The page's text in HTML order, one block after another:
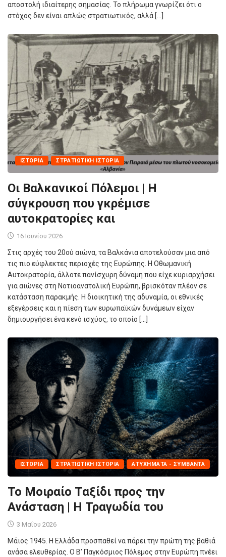
αποστολή ιδιαίτερης σημασίας. Το πλήρωμα γνωρίζει ότι ο
στόχος δεν είναι απλώς στρατιωτικός, αλλά […]
ΙΣΤΟΡΊΑ ΣΤΡΑΤΙΩΤΙΚΉ ΙΣΤΟΡΊΑ
Οι Βαλκανικοί Πόλεμοι | Η
σύγκρουση που γκρέμισε
αυτοκρατορίες και
16 Ιουνίου 2026
Στις αρχές του 20ού αιώνα, τα Βαλκάνια αποτελούσαν μια από
τις πιο εύφλεκτες περιοχές της Ευρώπης. Η Οθωμανική
Αυτοκρατορία, άλλοτε πανίσχυρη δύναμη που είχε κυριαρχήσει
για αιώνες στη Νοτιοανατολική Ευρώπη, βρισκόταν πλέον σε
κατάσταση παρακμής. Η διοικητική της αδυναμία, οι εθνικές
εξεγέρσεις και η πίεση των ευρωπαϊκών δυνάμεων είχαν
δημιουργήσει ένα κενό ισχύος, το οποίο […]
ΙΣΤΟΡΊΑ ΣΤΡΑΤΙΩΤΙΚΉ ΙΣΤΟΡΊΑ ΑΤΥΧΉΜΑΤΑ - ΣΥΜΒΆΝΤΑ
Το Μοιραίο Ταξίδι προς την
Ανάσταση | Η Τραγωδία του
3 Μαΐου 2026
Μάιος 1945. Η Ελλάδα προσπαθεί να πάρει την πρώτη της βαθιά
ανάσα ελευθερίας. Ο Β’ Παγκόσμιος Πόλεμος στην Ευρώπη πνέει